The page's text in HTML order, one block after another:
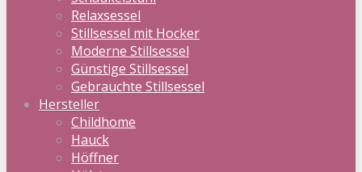
Relaxsessel
Stillsessel mit Hocker
Moderne Stillsessel
Günstige Stillsessel
Gebrauchte Stillsessel
Hersteller
Childhome
Hauck
Höffner